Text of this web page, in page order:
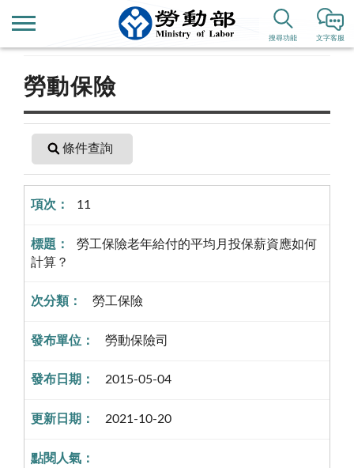
文字客服
搜尋功能
便民服務 常見問答
勞動保險
條件查詢
11
勞工保險老年給付的平均月投保薪資應如何
計算？
勞工保險
勞動保險司
2015-05-04
2021-10-20